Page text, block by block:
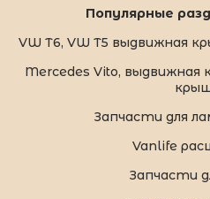
Популярные
VW T6, VW T5 выдвижная
Mercedes Vito, выдвижная
Запчасти для
Vanlife
Запчасти